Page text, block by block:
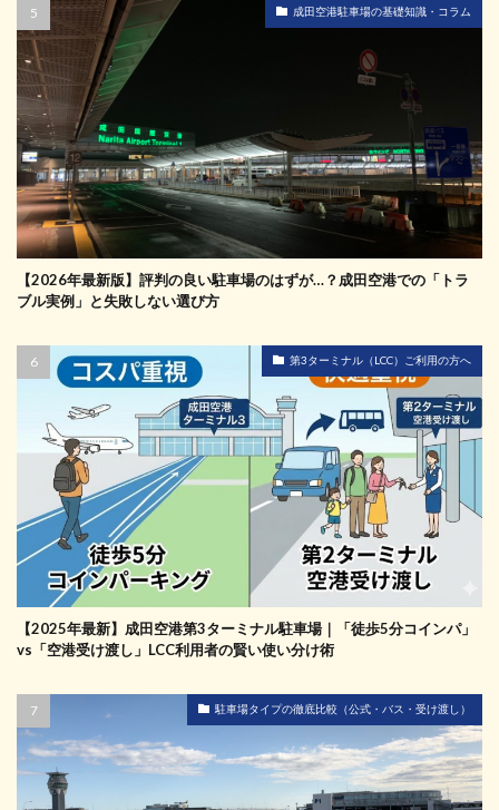
成田空港駐車場の基礎知識・コラム
【2026年最新版】評判の良い駐車場のはずが…？成田空港での「トラ
ブル実例」と失敗しない選び方
第3ターミナル（LCC）ご利用の方へ
【2025年最新】成田空港第3ターミナル駐車場｜「徒歩5分コインパ」
vs「空港受け渡し」LCC利用者の賢い使い分け術
駐車場タイプの徹底比較（公式・バス・受け渡し）